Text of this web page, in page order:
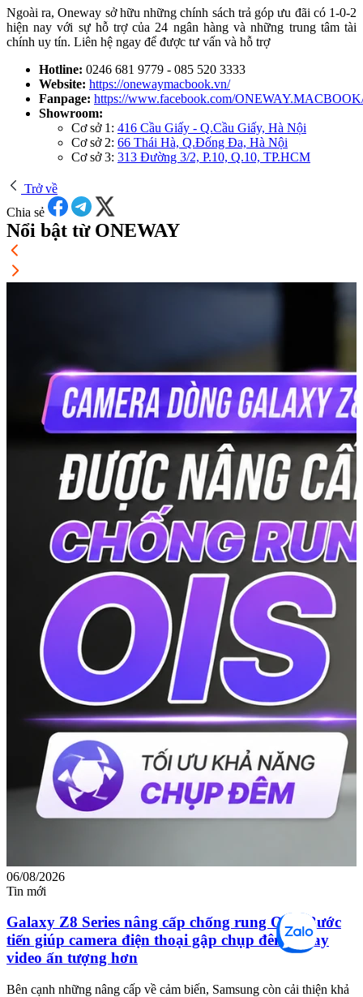
Ngoài ra, Oneway sở hữu những chính sách trả góp ưu đãi có 1-0-2
hiện nay với sự hỗ trợ của 24 ngân hàng và những trung tâm tài
chính uy tín. Liên hệ ngay để được tư vấn và hỗ trợ
Hotline: 0246 681 9779 - 085 520 3333
Website: https://onewaymacbook.vn/
Fanpage: https://www.facebook.com/
Showroom:
Cơ sở 1: 416 Cầu Giấy - Q.Cầu Giấy, Hà Nội
Cơ sở 2: 66 Thái Hà, Q.Đống Đa, Hà Nội
Cơ sở 3: 313 Đường 3/2, P.10, Q.10, TP.HCM
Trở về
Chia sẻ
Nổi bật từ ONEWAY
06/08/2026
Tin mới
Galaxy Z8 Series nâng cấp chống rung OIS: Bước
tiến giúp camera điện thoại gập chụp đêm, quay
video ấn tượng hơn
Bên cạnh những nâng cấp về cảm biến, Samsung còn cải thiện khả